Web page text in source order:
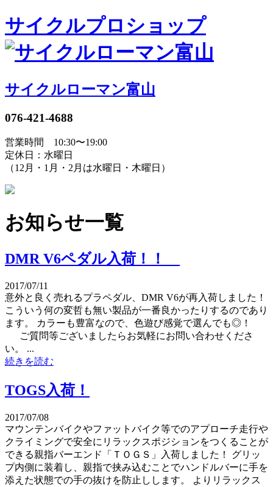
サイクルプロショップ
サイクルローマン富山
076-421-4688
営業時間 10:30〜19:00
定休日：水曜日
（12月・1月・2月は水曜日・木曜日）
お知らせ一覧
DMR V6ペダル入荷！！
2017/07/11
意外と良く売れるプラペダル、DMR V6が再入荷しました！
こういう何の変哲も無い製品が一番良かったりするのであり
ます。 カラーも豊富なので、色遊び感覚で選んでも◎！
ご質問等ございましたらお気軽にお問い合わせくださ
い。 ...
続きを読む
TOGS入荷！
2017/07/08
マウンテンバイクやファットバイク等でのアプローチ走行や
クライミングで安全にリラックスポジションをつくることが
できる親指バーエンド「ＴＯＧＳ」入荷しました！ グリッ
プ内側に装着し、親指で挟み込むことでハンドルバーに手を
添えた状態での手の抜けを防止しします。 よりリラックス